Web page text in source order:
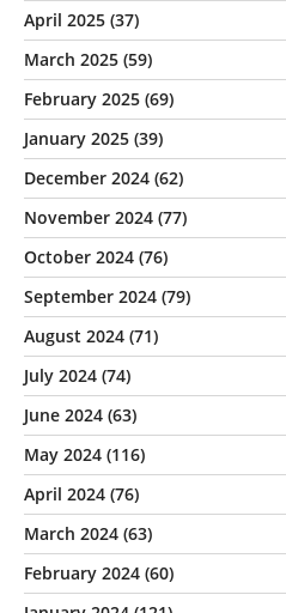
April 2025 (37)
March 2025 (59)
February 2025 (69)
January 2025 (39)
December 2024 (62)
November 2024 (77)
October 2024 (76)
September 2024 (79)
August 2024 (71)
July 2024 (74)
June 2024 (63)
May 2024 (116)
April 2024 (76)
March 2024 (63)
February 2024 (60)